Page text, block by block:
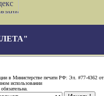
в Министерстве печати РФ: Эл. #77-4362 от
использовании